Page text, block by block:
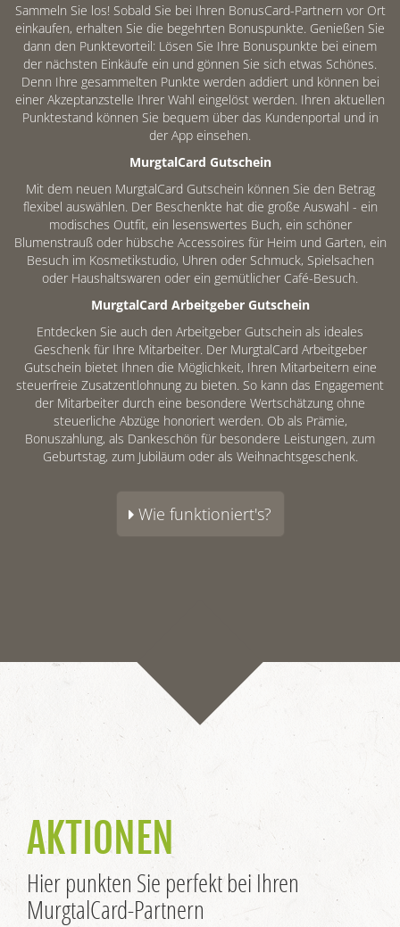
Sammeln Sie los! Sobald Sie bei Ihren BonusCard-Partnern vor Ort
einkaufen, erhalten Sie die begehrten Bonuspunkte. Genießen Sie
dann den Punktevorteil: Lösen Sie Ihre Bonuspunkte bei einem
der nächsten Einkäufe ein und gönnen Sie sich etwas Schönes.
Denn Ihre gesammelten Punkte werden addiert und können bei
einer Akzeptanzstelle Ihrer Wahl eingelöst werden. Ihren aktuellen
Punktestand können Sie bequem über das Kundenportal und in
der App einsehen.
MurgtalCard Gutschein
Mit dem neuen MurgtalCard Gutschein können Sie den Betrag
flexibel auswählen. Der Beschenkte hat die große Auswahl - ein
modisches Outfit, ein lesenswertes Buch, ein schöner
Blumenstrauß oder hübsche Accessoires für Heim und Garten, ein
Besuch im Kosmetikstudio, Uhren oder Schmuck, Spielsachen
oder Haushaltswaren oder ein gemütlicher Café-Besuch.
MurgtalCard Arbeitgeber Gutschein
Entdecken Sie auch den Arbeitgeber Gutschein als ideales
Geschenk für Ihre Mitarbeiter. Der MurgtalCard Arbeitgeber
Gutschein bietet Ihnen die Möglichkeit, Ihren Mitarbeitern eine
steuerfreie Zusatzentlohnung zu bieten. So kann das Engagement
der Mitarbeiter durch eine besondere Wertschätzung ohne
steuerliche Abzüge honoriert werden. Ob als Prämie,
Bonuszahlung, als Dankeschön für besondere Leistungen, zum
Geburtstag, zum Jubiläum oder als Weihnachtsgeschenk.
Wie funktioniert's?
AKTIONEN
Hier punkten Sie perfekt bei Ihren
MurgtalCard-Partnern